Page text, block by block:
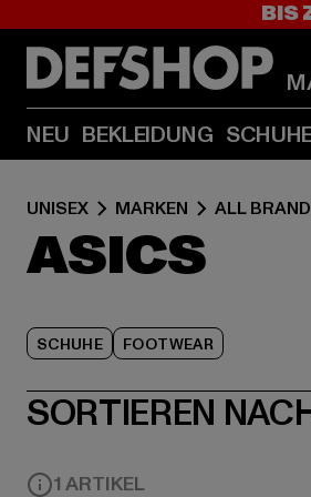
BIS
NEU BEKLEIDUNG
UNISEX MARKEN ALL
ASICS
SCHUHE FOOTWEAR
SORTIEREN
1 ARTIKEL